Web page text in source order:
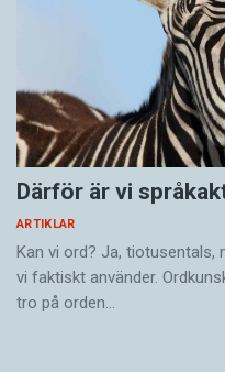
Därför är vi
ARTIKLAR
Kan vi ord? Ja, tiotusentals,
vi faktiskt använder.
tro på orden…